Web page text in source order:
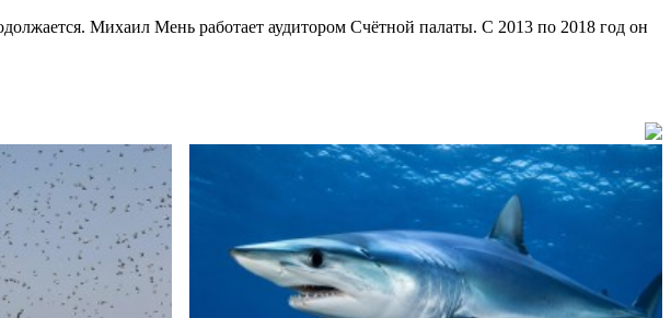
Михаил Мень работает аудитором Счётной палаты. С 2013 по 2018 год он